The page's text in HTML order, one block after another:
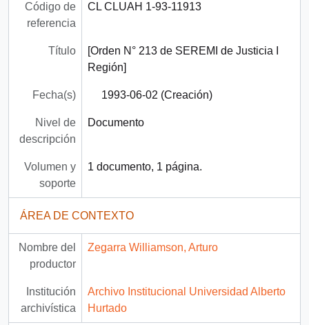
Código de
referencia
CL CLUAH 1-93-11913
Título
[Orden N° 213 de SEREMI de Justicia I
Región]
Fecha(s) 1993-06-02 (Creación)
Nivel de
descripción
Documento
Volumen y
soporte
1 documento, 1 página.
ÁREA DE CONTEXTO
Nombre del
productor
Zegarra Williamson, Arturo
Institución
archivística
Archivo Institucional Universidad Alberto
Hurtado